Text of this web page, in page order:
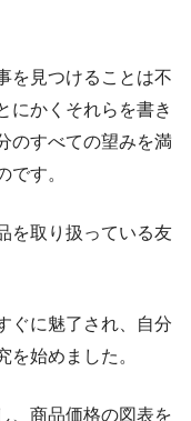
を見つけることは不
にかくそれらを書き
のすべての望みを満
です。
を取り扱っている友
ぐに魅了され、自分
始めました。
、商品価格の図表を